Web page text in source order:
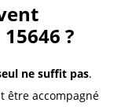
?
ne suffit pas.
être accompagné